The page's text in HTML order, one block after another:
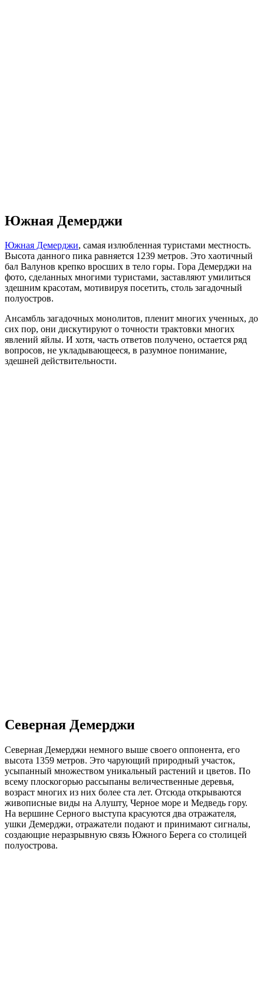
Южная Демерджи
Южная Демерджи, самая излюбленная туристами местность.
Высота данного пика равняется 1239 метров. Это хаотичный
бал Валунов крепко вросших в тело горы. Гора Демерджи на
фото, сделанных многими туристами, заставляют умилиться
здешним красотам, мотивируя посетить, столь загадочный
полуостров.
Ансамбль загадочных монолитов, пленит многих ученных, до
сих пор, они дискутируют о точности трактовки многих
явлений яйлы. И хотя, часть ответов получено, остается ряд
вопросов, не укладывающееся, в разумное понимание,
здешней действительности.
Северная Демерджи
Северная Демерджи немного выше своего оппонента, его
высота 1359 метров. Это чарующий природный участок,
усыпанный множеством уникальный растений и цветов. По
всему плоскогорью рассыпаны величественные деревья,
возраст многих из них более ста лет. Отсюда открываются
живописные виды на Алушту, Черное море и Медведь гору.
На вершине Серного выступа красуются два отражателя,
ушки Демерджи, отражатели подают и принимают сигналы,
создающие неразрывную связь Южного Берега со столицей
полуострова.